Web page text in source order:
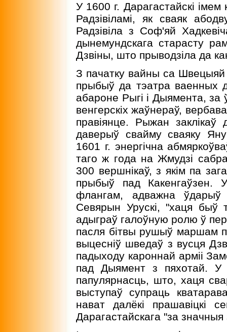
У 1600 г. Дарагастайскi
Радзiвiламi, як сваяк
Радзiвiла з Соф'яй
дынемундскага старасту
Дзвiны, што прыводзiла да
З пачатку вайны са
прыбыў да тэатра ваенных
абароне Рыгi i Дыямента, за
венгерскiх жаўнераў,
правiянце. Рыжан
даверыў свайму сваяку
1601 г. энергiчна
таго ж года на Жмудзi
300 вершнiкаў, з якiм па
прыбыў пад
флангам, адважна
Севярын Урускi, "хаця быў
адыграў галоўную ролю ў
пасля бiтвы рушыў маршам
выцеснiў шведаў з вусця
падыходу кароннай армii
пад Дыямент з пяхотай.
папулярнасць, што, хаця
выступаў супраць
нават далёкi прашавiцкi
Дарагастайскага "за значныя